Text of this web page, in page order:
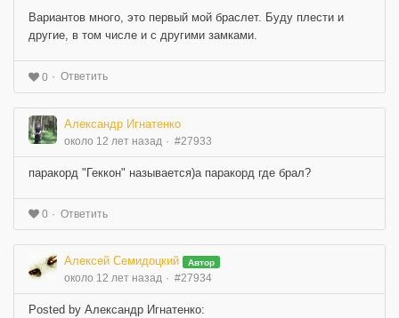
Вариантов много, это первый мой браслет. Буду плести и
другие, в том числе и с другими замками.
0 Ответить
Александр Игнатенко
около 12 лет назад #27933
паракорд "Геккон" называется)а паракорд где брал?
0 Ответить
Алексей Семидоцкий Автор
около 12 лет назад #27934
Posted by Александр Игнатенко: